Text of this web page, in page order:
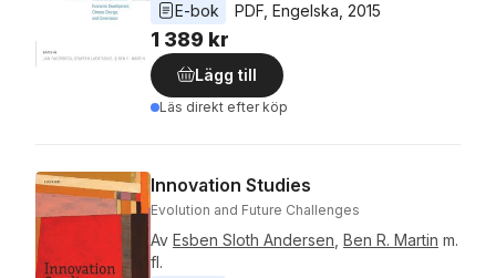
E-bok
PDF Engelska 2015
1 389 kr
Lägg till
Läs direkt efter köp
Innovation Studies
Evolution and Future Challenges
Av Esben Sloth Andersen Ben R. Martin m.
fl.